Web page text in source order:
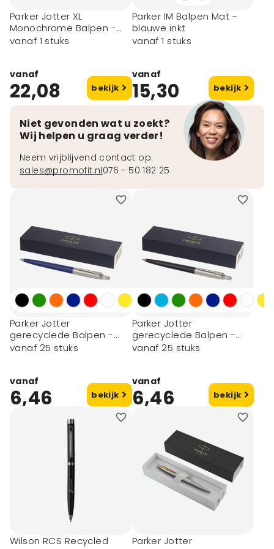
Parker Jotter XL
Monochrome Balpen -
blauwe inkt
vanaf 1 stuks
vanaf
22,08 bekijk
Parker IM Balpen Mat -
blauwe inkt
vanaf 1 stuks
vanaf
15,30 bekijk
Niet gevonden wat u zoekt?
Wij helpen u graag verder!
Neem vrijblijvend contact op:
sales@promofit.nl076 - 50 182 25
Parker Jotter
gerecyclede Balpen -
zwarte inkt
vanaf 25 stuks
vanaf
6,46 bekijk
Parker Jotter
gerecyclede Balpen -
blauwe inkt
vanaf 25 stuks
vanaf
6,46 bekijk
Wilson RCS Recycled
Parker Jotter